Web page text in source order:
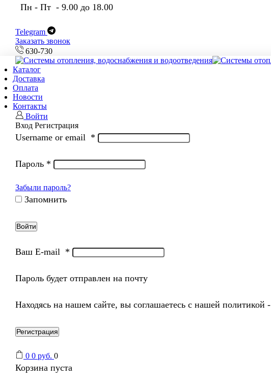
Пн - Пт - 9.00 до 18.00
Telegram
Заказать звонок
630-730
Каталог
Доставка
Оплата
Новости
Контакты
Войти
Вход Регистрация
Username or email *
Пароль *
Забыли пароль?
Запомнить
Войти
Ваш E-mail *
Пароль будет отправлен на почту
Находясь на нашем сайте, вы соглашаетесь с нашей политикой -
Регистрация
0 0 руб. 0
Корзина пуста